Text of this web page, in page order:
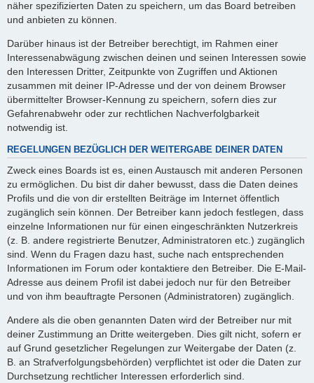
näher spezifizierten Daten zu speichern, um das Board betreiben
und anbieten zu können.
Darüber hinaus ist der Betreiber berechtigt, im Rahmen einer
Interessenabwägung zwischen deinen und seinen Interessen sowie
den Interessen Dritter, Zeitpunkte von Zugriffen und Aktionen
zusammen mit deiner IP-Adresse und der von deinem Browser
übermittelter Browser-Kennung zu speichern, sofern dies zur
Gefahrenabwehr oder zur rechtlichen Nachverfolgbarkeit
notwendig ist.
REGELUNGEN BEZÜGLICH DER WEITERGABE DEINER DATEN
Zweck eines Boards ist es, einen Austausch mit anderen Personen
zu ermöglichen. Du bist dir daher bewusst, dass die Daten deines
Profils und die von dir erstellten Beiträge im Internet öffentlich
zugänglich sein können. Der Betreiber kann jedoch festlegen, dass
einzelne Informationen nur für einen eingeschränkten Nutzerkreis
(z. B. andere registrierte Benutzer, Administratoren etc.) zugänglich
sind. Wenn du Fragen dazu hast, suche nach entsprechenden
Informationen im Forum oder kontaktiere den Betreiber. Die E-Mail-
Adresse aus deinem Profil ist dabei jedoch nur für den Betreiber
und von ihm beauftragte Personen (Administratoren) zugänglich.
Andere als die oben genannten Daten wird der Betreiber nur mit
deiner Zustimmung an Dritte weitergeben. Dies gilt nicht, sofern er
auf Grund gesetzlicher Regelungen zur Weitergabe der Daten (z.
B. an Strafverfolgungsbehörden) verpflichtet ist oder die Daten zur
Durchsetzung rechtlicher Interessen erforderlich sind.